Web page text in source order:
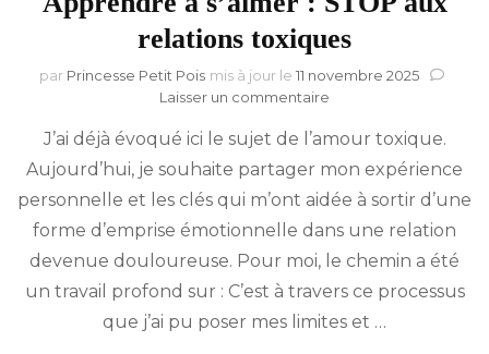
relations toxiques
par Princesse Petit Pois mis à jour le 11 novembre 2025
Laisser un commentaire
à
aux
relations
J’ai déjà évoqué ici le sujet de l’amour toxique.
Aujourd’hui, je souhaite partager mon expérience
personnelle et les clés qui m’ont aidée à sortir d’une
forme d’emprise émotionnelle dans une relation
devenue douloureuse. Pour moi, le chemin a été
un travail profond sur : C’est à travers ce processus
que j’ai pu poser mes limites et …